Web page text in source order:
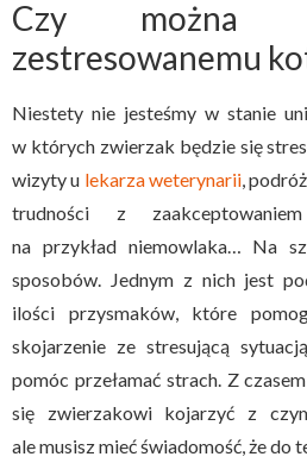
Czy można
zestresowanemu
Niestety nie jesteśmy w stanie
w których zwierzak będzie się
wizyty u lekarza weterynarii,
trudności z
na przykład niemowlaka… Na
sposobów. Jednym z nich jest
ilości przysmaków, które
skojarzenie ze stresującą
pomóc przełamać strach. Z
się zwierzakowi kojarzyć z
ale musisz mieć świadomość, że do